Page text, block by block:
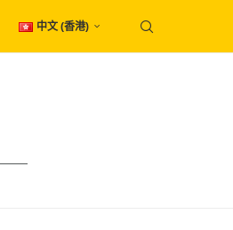
中文 (香港)